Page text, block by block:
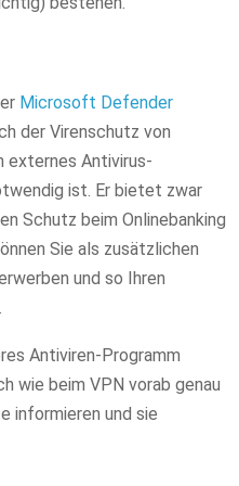
Microsoft Defender
der Virenschutz von
externes Antivirus-
ist. Er bietet zwar
Schutz beim Onlinebanking
Sie als zusätzlichen
und so Ihren
Antiviren-Programm
wie beim VPN vorab genau
informieren und sie